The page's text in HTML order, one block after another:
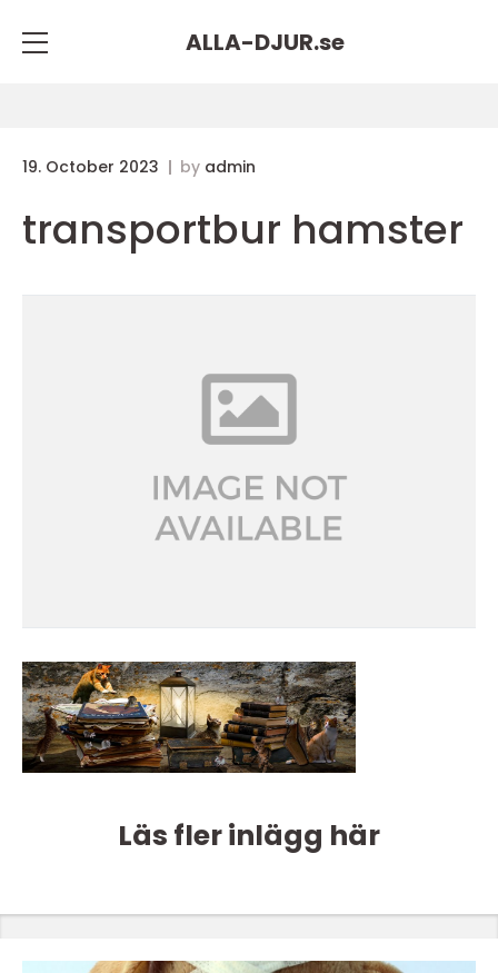
ALLA-DJUR.se
19. October 2023 by admin
transportbur hamster
Läs fler inlägg här